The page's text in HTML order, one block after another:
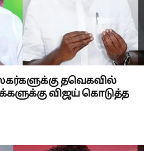
தவெகவில்
விஜய் கொடுத்த